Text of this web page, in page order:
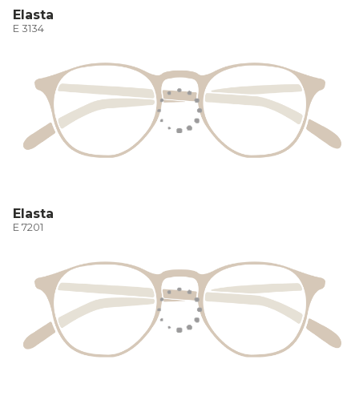
Elasta
E 3134
Elasta
E 7201